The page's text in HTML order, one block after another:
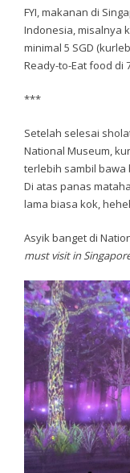
FYI, makanan di
Indonesia, misalnya
minimal 5 SGD
Ready-to-Eat food di
***
Setelah selesai
National Museum,
terlebih sambil bawa
Di atas panas
lama biasa kok,
Asyik banget di
must visit in